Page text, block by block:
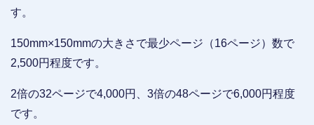
す。
150mm×150mmの大きさで最少ページ（16ページ）数で
2,500円程度です。
2倍の32ページで4,000円、3倍の48ページで6,000円程度
です。